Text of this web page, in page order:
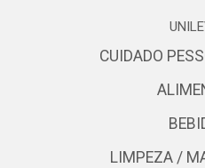
CUIDADO
LIMPEZA /